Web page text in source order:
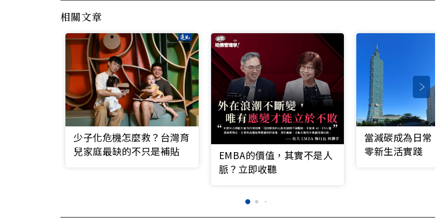
相關文章
少子化危機怎麼救？台灣育
兒家庭最缺的不只是補貼
EMBA的價值，其實不是人
脈？立即收聽
當減碳成為日常
零新生活實踐